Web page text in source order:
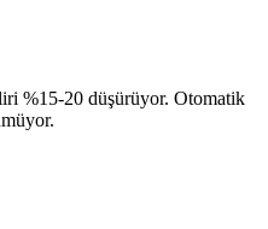
%15-20 düşürüyor. Otomatik